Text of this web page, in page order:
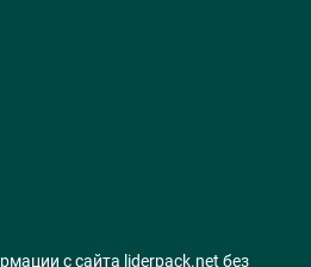
с сайта liderpack.net без